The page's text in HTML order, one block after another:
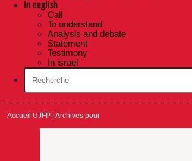
In english
Call
To understand
Analysis and debate
Statement
Testimony
In israel
Accueil UJFP |Archives pour